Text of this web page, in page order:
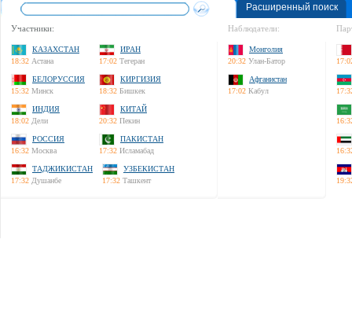
Расширенный поиск
Участники:
КАЗАХСТАН
18:32 Астана
ИРАН
17:02 Тегеран
БЕЛОРУССИЯ
15:32 Минск
КИРГИЗИЯ
18:32 Бишкек
ИНДИЯ
18:02 Дели
КИТАЙ
20:32 Пекин
РОССИЯ
16:32 Москва
ПАКИСТАН
17:32 Исламабад
ТАДЖИКИСТАН
17:32 Душанбе
УЗБЕКИСТАН
17:32 Ташкент
Наблюдатели:
Монголия
20:32 Улан-Батор
Афганистан
17:02 Кабул